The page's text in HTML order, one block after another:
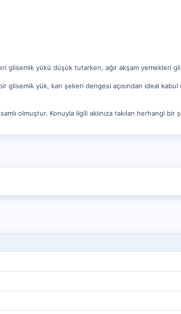
glisemik yükü düşük tutarken, ağır akşam yemekleri
glisemik yük, kan şekeri dengesi açısından ideal
olmuştur. Konuyla ilgili aklınıza takılan herhangi